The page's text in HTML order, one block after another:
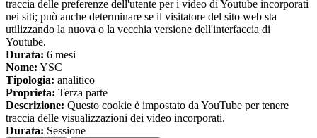
traccia delle preferenze dell'utente per i video di Youtube incorporati
nei siti; può anche determinare se il visitatore del sito web sta
utilizzando la nuova o la vecchia versione dell'interfaccia di
Youtube.
Durata: 6 mesi
Nome: YSC
Tipologia: analitico
Proprieta: Terza parte
Descrizione: Questo cookie è impostato da YouTube per tenere
traccia delle visualizzazioni dei video incorporati.
Durata: Sessione